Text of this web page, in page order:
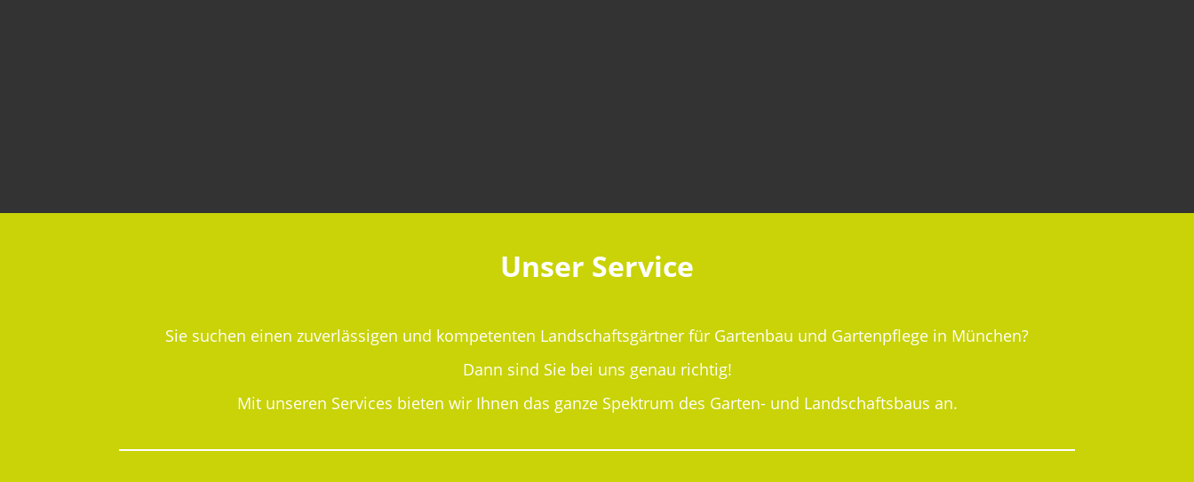
Unser Service
Sie suchen einen zuverlässigen und kompetenten Landschaftsgärtner für Gartenbau und Gartenpflege in München?
Dann sind Sie bei uns genau richtig!
Mit unseren Services bieten wir Ihnen das ganze Spektrum des Garten- und Landschaftsbaus an.